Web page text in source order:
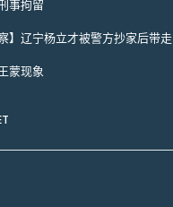
事拘留
】辽宁杨立才被警方抄家后带走
蒙现象